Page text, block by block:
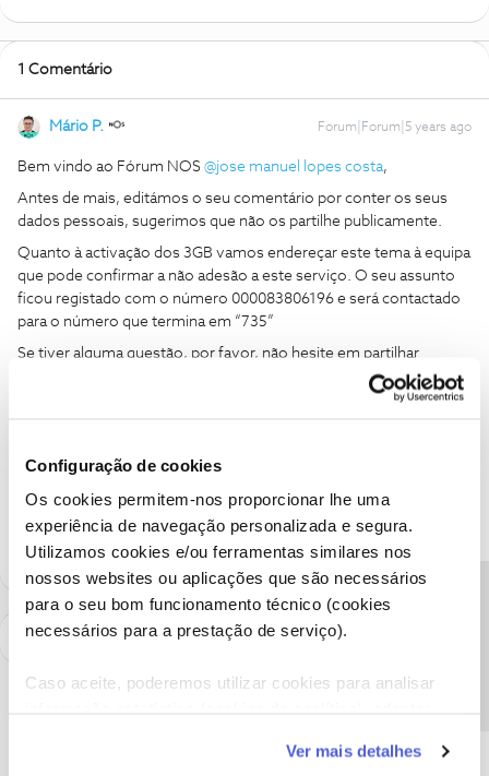
Configuração de cookies
Os cookies permitem-nos proporcionar lhe uma
experiência de navegação personalizada e segura.
Utilizamos cookies e/ou ferramentas similares nos
nossos websites ou aplicações que são necessários
para o seu bom funcionamento técnico (cookies
necessários para a prestação de serviço).
Caso aceite, poderemos utilizar cookies para analisar
funcionalidades (cookies de personalização e
Ver mais detalhes
1 Comentário
Mário P. Forum|Forum|5 years ago
Bem vindo ao Fórum NOS @jose manuel lopes costa,
Antes de mais, editámos o seu comentário por conter os seus
dados pessoais, sugerimos que não os partilhe publicamente.
Quanto à activação dos 3GB vamos endereçar este tema à equipa
que pode confirmar a não adesão a este serviço. O seu assunto
ficou registado com o número 000083806196 e será contactado
para o número que termina em “735”
Se tiver alguma questão, por favor, não hesite em partilhar
Ajude a comunidade a encontrar informação relevante. Marque
como "Melhor Resposta" e faça "Like" nos melhores comentários.